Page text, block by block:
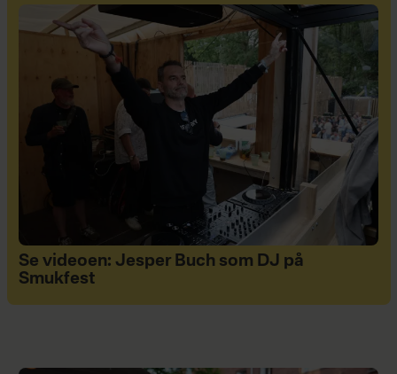
Se videoen: Jesper Buch som DJ på
Smukfest